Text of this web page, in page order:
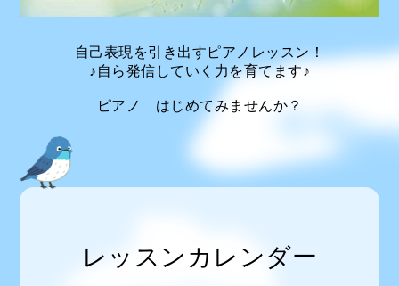
自己表現を引き出すピアノレッスン！
♪自ら発信していく力を育てます♪
ピアノ はじめてみませんか？
レッスンカレンダー